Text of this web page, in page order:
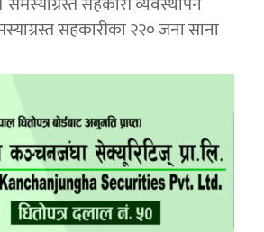
सहकारीका २२० जना साना